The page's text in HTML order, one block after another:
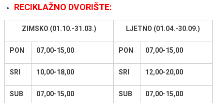
RECIKLAŽNO DVORIŠTE:
ZIMSKO (01.10.-31.03.) LJETNO (01.04.-30.09.)
PON 07,00-15,00 PON 07,00-15,00
SRI 10,00-18,00 SRI 12,00-20,00
SUB 07,00-15,00 SUB 07,00-15,00